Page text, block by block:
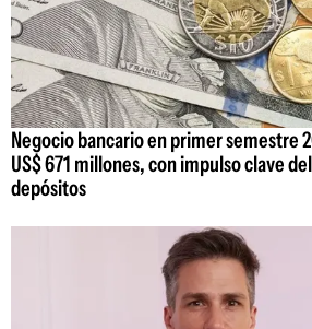
Negocio bancario en primer semestre
US$ 671 millones, con impulso clave
depósitos